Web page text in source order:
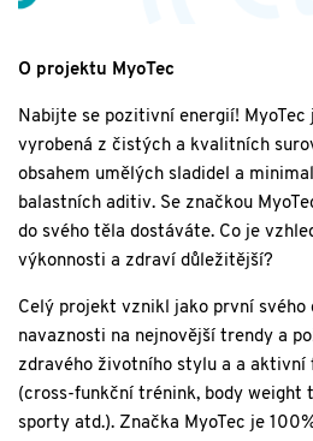
O projektu MyoTec
Nabijte se pozitivní energií!
vyrobená z čistých a kvalitních
obsahem umělých sladidel a
balastních aditiv. Se značkou
do svého těla dostáváte. Co je
výkonnosti a zdraví důležitější?
Celý projekt vznikl jako první svého
navaznosti na nejnovější trendy a
zdravého životního stylu a a aktivní
(cross-funkční trénink, body weight
sporty atd.). Značka MyoTec je